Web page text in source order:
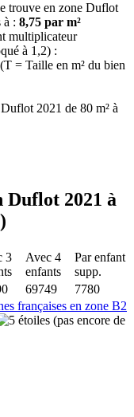
trouve en zone Duflot
à : 8,75 par m²
multiplicateur
à 1,2) :
(T = Taille en m² du bien
2021 de 80 m² à
Duflot 2021 à
3
Avec 4
enfants
Par enfant
supp.
69749
7780
françaises en zone B2
(pas encore de